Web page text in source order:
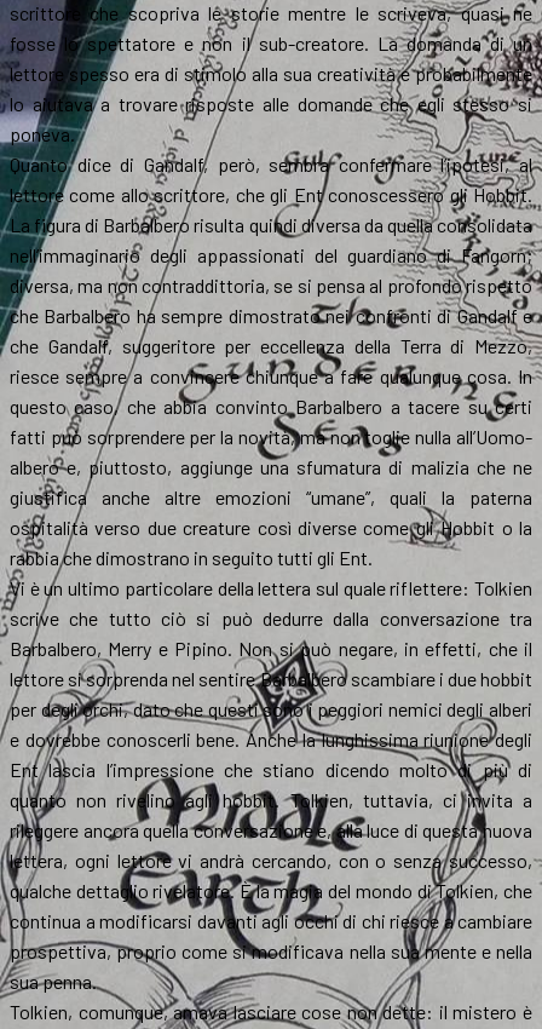
scrittore che scopriva le storie mentre le scriveva, quasi ne
fosse lo spettatore e non il sub-creatore. La domanda di un
lettore spesso era di stimolo alla sua creatività e probabilmente
lo aiutava a trovare risposte alle domande che egli stesso si
poneva.
Quanto dice di Gandalf, però, sembra confermare l’ipotesi, al
lettore come allo scrittore, che gli Ent conoscessero gli Hobbit.
La figura di Barbalbero risulta quindi diversa da quella consolidata
nell’immaginario degli appassionati del guardiano di Fangorn;
diversa, ma non contraddittoria, se si pensa al profondo rispetto
che Barbalbero ha sempre dimostrato nei confronti di Gandalf e
che Gandalf, suggeritore per eccellenza della Terra di Mezzo,
riesce sempre a convincere chiunque a fare qualunque cosa. In
questo caso, che abbia convinto Barbalbero a tacere su certi
fatti può sorprendere per la novità, ma non toglie nulla all’Uomo-
albero e, piuttosto, aggiunge una sfumatura di malizia che ne
giustifica anche altre emozioni “umane”, quali la paterna
ospitalità verso due creature così diverse come gli Hobbit o la
rabbia che dimostrano in seguito tutti gli Ent.
Vi è un ultimo particolare della lettera sul quale riflettere: Tolkien
scrive che tutto ciò si può dedurre dalla conversazione tra
Barbalbero, Merry e Pipino. Non si può negare, in effetti, che il
lettore si sorprenda nel sentire Barbalbero scambiare i due hobbit
per degli orchi, dato che questi sono i peggiori nemici degli alberi
e dovrebbe conoscerli bene. Anche la lunghissima riunione degli
Ent lascia l’impressione che stiano dicendo molto di più di
quanto non rivelino agli hobbit. Tolkien, tuttavia, ci invita a
rileggere ancora quella conversazione e, alla luce di questa nuova
lettera, ogni lettore vi andrà cercando, con o senza successo,
qualche dettaglio rivelatore. È la magia del mondo di Tolkien, che
continua a modificarsi davanti agli occhi di chi riesce a cambiare
prospettiva, proprio come si modificava nella sua mente e nella
sua penna.
Tolkien, comunque, amava lasciare cose non dette: il mistero è